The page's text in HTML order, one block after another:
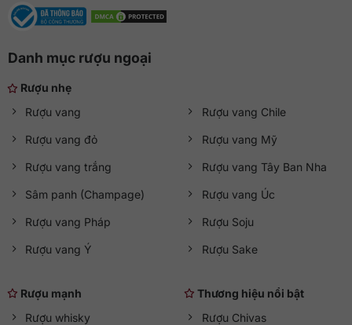
Danh mục rượu ngoại
Rượu nhẹ
Rượu vang
Rượu vang đỏ
Rượu vang trắng
Sâm panh (Champage)
Rượu vang Pháp
Rượu vang Ý
Rượu vang Chile
Rượu vang Mỹ
Rượu vang Tây Ban Nha
Rượu vang Úc
Rượu Soju
Rượu Sake
Rượu mạnh
Rượu whisky
Thương hiệu nổi bật
Rượu Chivas